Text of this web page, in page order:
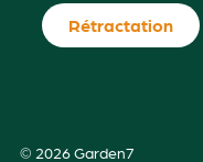
Rétractation
© 2026 Garden7